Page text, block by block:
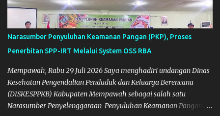
Narasumber Penyuluhan Keamanan Pangan (PKP), Proses
Penerbitan SPP-IRT Melalui System OSS RBA
Mempawah, Rabu 29 Juli 2026 Saya menghadiri undangan Dinas
Kesehatan Pengendalian Penduduk dan Keluarga Berencana
(DISKESPPKB) Kabupaten Mempawah sebagai salah satu
Narasumber Penyelenggaraan Penyuluhan Keamanan Pangan di